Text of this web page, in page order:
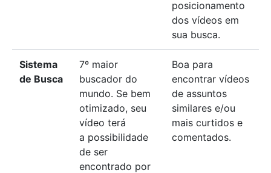
posicionamento
dos vídeos em
sua busca.
Sistema
de Busca
7º maior
buscador do
mundo. Se bem
otimizado, seu
vídeo terá
a possibilidade
de ser
encontrado por
Boa para
encontrar vídeos
de assuntos
similares e/ou
mais curtidos e
comentados.